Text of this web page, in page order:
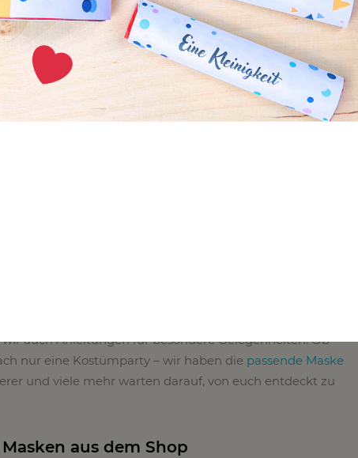
der Tierwelt
Kindern mehr als die bunte Welt der Tiere. Von
niedliche Zootiere bis hin zu fantastischen Einhörnern
Anleitungen machen es möglich, in jede Rolle zu
Ideen zum Bemalen sorgen dafür, dass jedes Kind
gestalten kann.
mit einer begeisterten Community teilen und
sammeln?
Gemeinsam machen wir jede Verkleidung zu
auch Anleitungen für besondere Gelegenheiten. Ob
nur eine Kostümparty – wir haben die passende Maske
und viele mehr warten darauf, von euch entdeckt zu
aus dem Shop